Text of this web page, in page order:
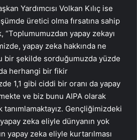
Yardımcısı Volkan Kılıç ise
üretici olma fırsatına sahip
yapay zekayı
yapay zeka hakkında ne
bir şekilde sorduğumuzda yüzde
herhangi bir fikir
1,1 gibi ciddi bir oranı da yapay
ve biz bunu AIPA olarak
Gençliğimizdeki
zeka eliyle dünyanın yok
yapay zeka eliyle kurtarılması